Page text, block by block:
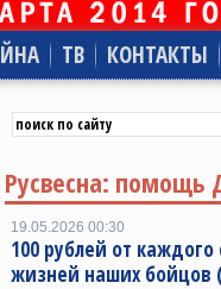
ТВ КОНТАКТЫ
Русвесна: помощь
19.05.2026 00:30
100 рублей от каждого
жизней наших бойцов